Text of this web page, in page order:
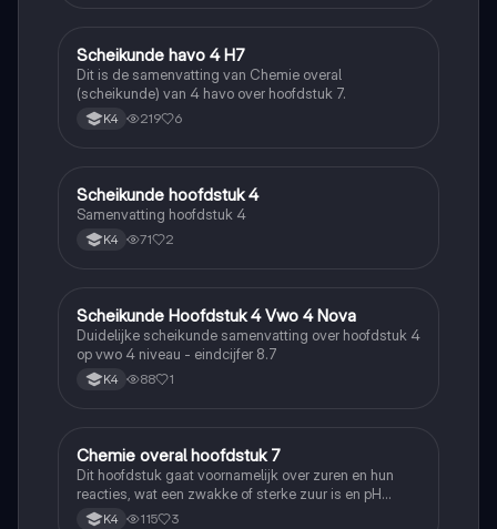
Scheikunde
Scheikunde havo 4 H7
Dit is de samenvatting van Chemie overal
(scheikunde) van 4 havo over hoofdstuk 7.
K4 219 6
Scheikunde
Scheikunde hoofdstuk 4
Samenvatting hoofdstuk 4
K4 71 2
Scheikunde
Scheikunde Hoofdstuk 4 Vwo 4 Nova
Duidelijke scheikunde samenvatting over hoofdstuk 4
op vwo 4 niveau - eindcijfer 8.7
K4 88 1
Scheikunde
Chemie overal hoofdstuk 7
Dit hoofdstuk gaat voornamelijk over zuren en hun
reacties, wat een zwakke of sterke zuur is en pH
berekenen
K4 115 3